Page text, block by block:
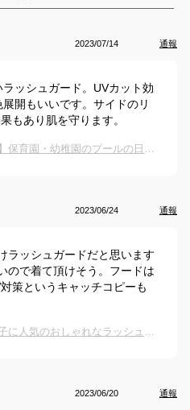
2023/07/14 通報
ッシュガード。UVカット効
開もいいです。サイドのリ
もあり肌を守ります。
【女の子向けラッシュガード】保育園・幼稚園のプールの日焼け対策に着るおすすめは？
2023/06/24 通報
ラッシュガードだと思います
ので着て頂けそう。フードは
策というキャッチコピーも
キッズラッシュガード｜女の子に人気のおしゃれなラッシュガードのおすすめは？
2023/06/20 通報